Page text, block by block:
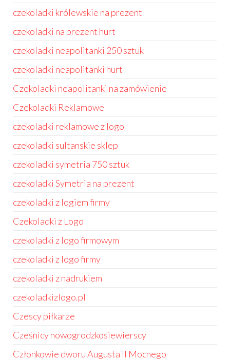
czekoladki królewskie na prezent
czekoladki na prezent hurt
czekoladki neapolitanki 250 sztuk
czekoladki neapolitanki hurt
Czekoladki neapolitanki na zamówienie
Czekoladki Reklamowe
czekoladki reklamowe z logo
czekoladki sultanskie sklep
czekoladki symetria 750 sztuk
czekoladki Symetria na prezent
czekoladki z logiem firmy
Czekoladki z Logo
czekoladki z logo firmowym
czekoladki z logo firmy
czekoladki z nadrukiem
czekoladkizlogo.pl
Czescy piłkarze
Cześnicy nowogrodzkosiewierscy
Członkowie dworu Augusta II Mocnego